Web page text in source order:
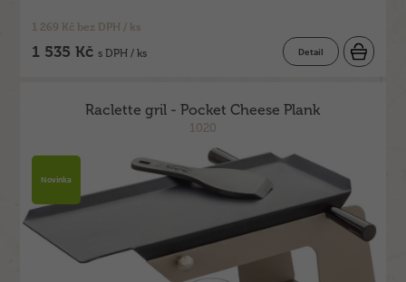
1 269 Kč bez DPH / ks
1 535 Kčs DPH / ks Detail
Raclette gril - Pocket Cheese Plank
1020
Novinka